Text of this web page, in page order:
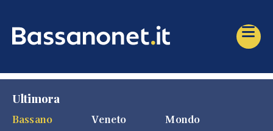
Ultimora
Bassano
Veneto Mondo